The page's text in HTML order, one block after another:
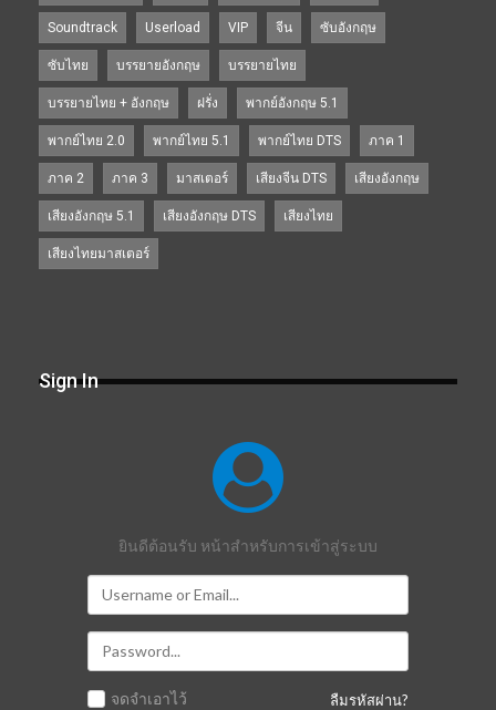
Soundtrack Userload VIP จีน ซับอังกฤษ
ซับไทย บรรยายอังกฤษ บรรยายไทย
บรรยายไทย + อังกฤษ ฝรั่ง พากย์อังกฤษ 5.1
พากย์ไทย 2.0 พากย์ไทย 5.1 พากย์ไทย DTS ภาค 1
ภาค 2 ภาค 3 มาสเตอร์ เสียงจีน DTS เสียงอังกฤษ
เสียงอังกฤษ 5.1 เสียงอังกฤษ DTS เสียงไทย
เสียงไทยมาสเตอร์
Sign In
ยินดีต้อนรับ หน้าสำหรับการเข้าสู่ระบบ
ลืมรหัสผ่าน?
จดจำเอาไว้